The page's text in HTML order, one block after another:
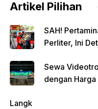
Artikel Pilihan
SAH!
Perliter, Ini
Sewa
dengan
Langk